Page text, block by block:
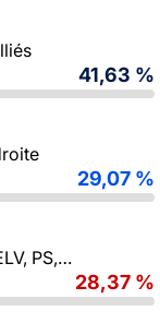
41,63 %
29,07 %
PCF)
28,37 %